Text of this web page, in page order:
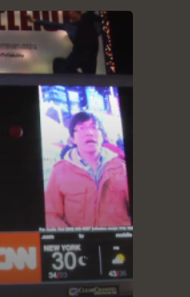
Home
Portfolio
blog
Arduino
Tutorial
Raspberry pi
Interactive Design
Robotics
MyProject
About
Contact
Summit Your